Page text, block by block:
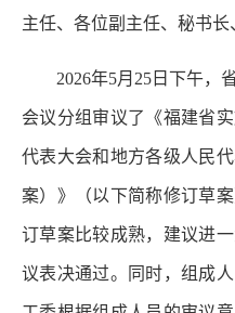
主任、各位副主任、秘书长
2026年5月25日下午，
会议分组审议了《福建省
代表大会和地方各级人民
案）》（以下简称修订草
订草案比较成熟，建议进
议表决通过。同时，组成